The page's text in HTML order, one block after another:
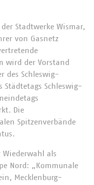
Stadtwerke Wismar,
von Gasnetz
wird der Vorstand
des Schleswig-
Städtetags Schleswig-
Die
Spitzenverbände
Wiederwahl als
Nord: „Kommunale
Mecklenburg-